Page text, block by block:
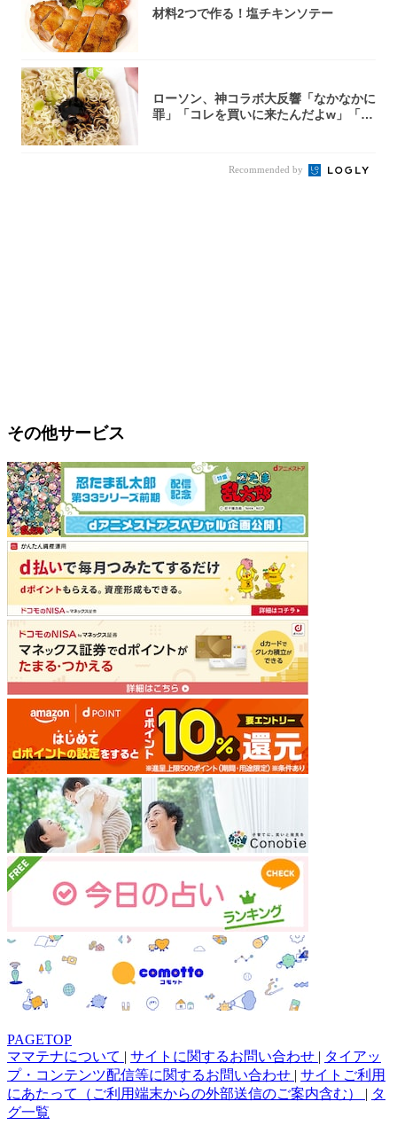
材料2つで作る！塩チキンソテー
ローソン、神コラボ大反響「なかなかに
罪」「コレを買いに来たんだよw」「３
Recommended by
その他サービス
PAGETOP
ママテナについて | サイトに関するお問い合わせ | タイアッ
プ・コンテンツ配信等に関するお問い合わせ | サイトご利用
にあたって（ご利用端末からの外部送信のご案内含む） | タ
グ一覧